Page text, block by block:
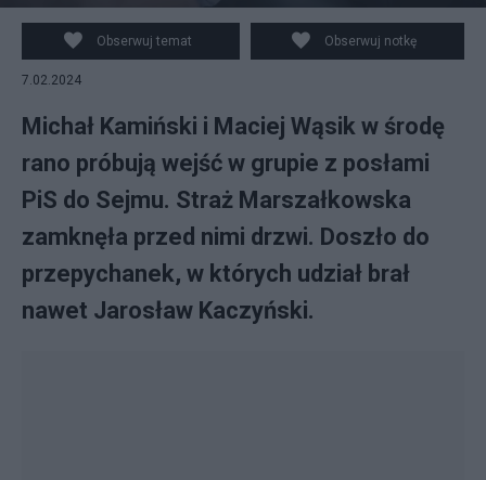
fot. PAP/Leszek Szymański
Obserwuj temat Obserwuj notkę
7.02.2024
Michał Kamiński i Maciej Wąsik w środę
rano próbują wejść w grupie z posłami
PiS do Sejmu. Straż Marszałkowska
zamknęła przed nimi drzwi. Doszło do
przepychanek, w których udział brał
nawet Jarosław Kaczyński.